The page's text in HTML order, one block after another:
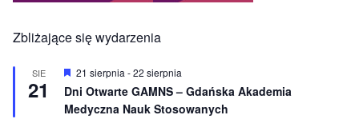
Zbliżające się wydarzenia
SIE
21
W
r
ó
21 sierpnia -22 sierpnia
Dni Otwarte GAMNS – Gdańska Akademia
Medyczna Nauk Stosowanych